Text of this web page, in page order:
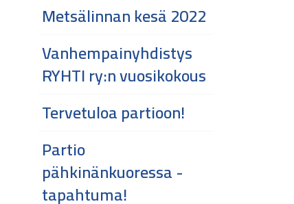
Metsälinnan kesä 2022
Vanhempainyhdistys
RYHTI ry:n vuosikokous
Tervetuloa partioon!
Partio
pähkinänkuoressa -
tapahtuma!